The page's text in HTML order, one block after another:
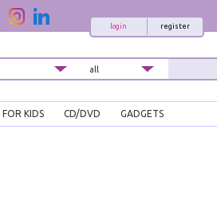
register
login
FOR KIDS CD/DVD GADGETS